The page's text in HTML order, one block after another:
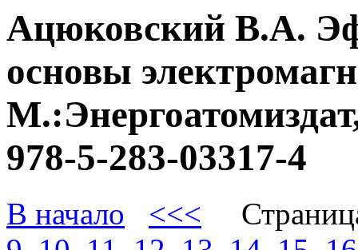
Ацюковский В.А.
основы
978-5-283-03317-4
В начало <<<